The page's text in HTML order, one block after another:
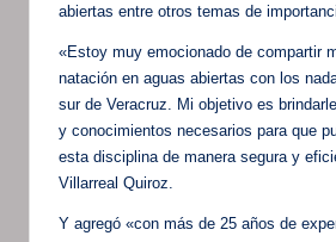
abiertas entre otros temas de
«Estoy muy emocionado de compartir
natación en aguas abiertas con los
sur de Veracruz. Mi objetivo es
y conocimientos necesarios para que
esta disciplina de manera segura y
Villarreal Quiroz.
Y agregó «con más de 25 años de